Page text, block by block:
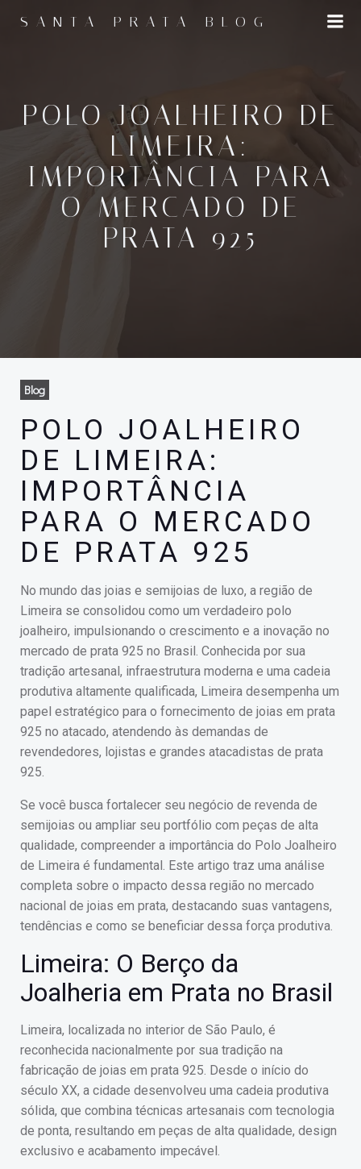
para
SANTA PRATA BLOG
POLO JOALHEIRO DE
LIMEIRA:
IMPORTÂNCIA PARA
O MERCADO DE
PRATA 925
Blog
POLO JOALHEIRO
DE LIMEIRA:
IMPORTÂNCIA
PARA O MERCADO
DE PRATA 925
No mundo das joias e semijoias de luxo, a região de
Limeira se consolidou como um verdadeiro polo
joalheiro, impulsionando o crescimento e a inovação no
mercado de prata 925 no Brasil. Conhecida por sua
tradição artesanal, infraestrutura moderna e uma cadeia
produtiva altamente qualificada, Limeira desempenha um
papel estratégico para o fornecimento de joias em prata
925 no atacado, atendendo às demandas de
revendedores, lojistas e grandes atacadistas de prata
925.
Se você busca fortalecer seu negócio de revenda de
semijoias ou ampliar seu portfólio com peças de alta
qualidade, compreender a importância do Polo Joalheiro
de Limeira é fundamental. Este artigo traz uma análise
completa sobre o impacto dessa região no mercado
nacional de joias em prata, destacando suas vantagens,
tendências e como se beneficiar dessa força produtiva.
Limeira: O Berço da
Joalheria em Prata no Brasil
Limeira, localizada no interior de São Paulo, é
reconhecida nacionalmente por sua tradição na
fabricação de joias em prata 925. Desde o início do
século XX, a cidade desenvolveu uma cadeia produtiva
sólida, que combina técnicas artesanais com tecnologia
de ponta, resultando em peças de alta qualidade, design
exclusivo e acabamento impecável.